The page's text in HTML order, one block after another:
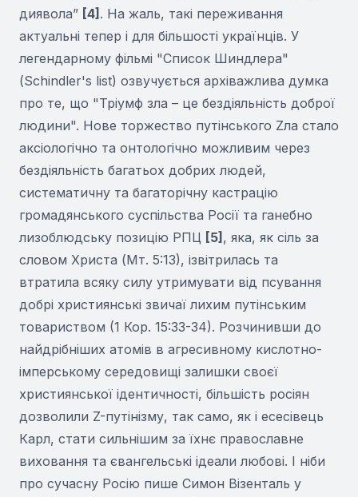
диявола” [4] . На жаль, такі переживання
актуальні тепер і для більшості українців. У
легендарному фільмі "Список Шиндлера"
(Schindler's list) озвучується архіважлива думка
про те, що "Тріумф зла – це бездіяльність доброї
людини". Нове торжество путінського Zла стало
аксіологічно та онтологічно можливим через
бездіяльність багатьох добрих людей,
систематичну та багаторічну кастрацію
громадянського суспільства Росії та ганебно
лизоблюдську позицію РПЦ [5] , яка, як сіль за
словом Христа (Мт. 5:13), ізвітрилась та
втратила всяку силу утримувати від псування
добрі християнські звичаї лихим путінським
товариством (1 Кор. 15:33-34). Розчинивши до
найдрібніших атомів в агресивному кислотно-
імперському середовищі залишки своєї
християнської ідентичності, більшість росіян
дозволили Z-путінізму, так само, як і есесівець
Карл, стати сильнішим за їхнє православне
виховання та євангельські ідеали любові. І ніби
про сучасну Росію пише Симон Візенталь у